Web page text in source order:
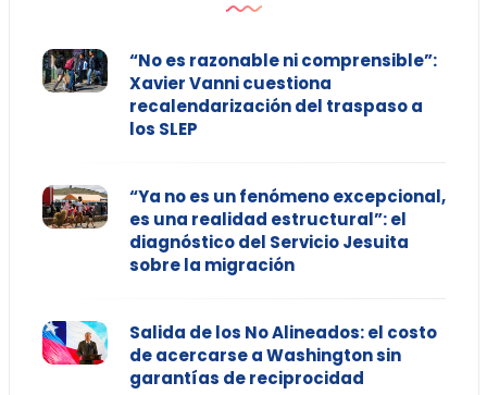
“No es razonable ni comprensible”:
Xavier Vanni cuestiona
recalendarización del traspaso a
los SLEP
“Ya no es un fenómeno excepcional,
es una realidad estructural”: el
diagnóstico del Servicio Jesuita
sobre la migración
Salida de los No Alineados: el costo
de acercarse a Washington sin
garantías de reciprocidad